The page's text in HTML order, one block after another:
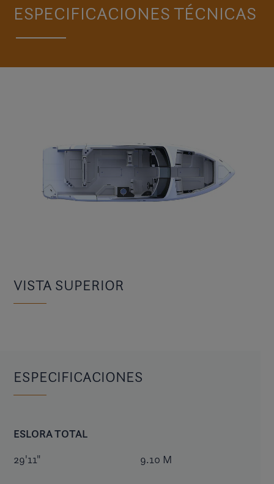
ESPECIFICACIONES TÉCNICAS
VISTA SUPERIOR
ESPECIFICACIONES
ESLORA TOTAL
29'11" 9.10 M